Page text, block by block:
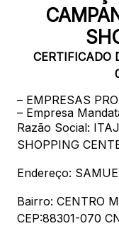
Ver local
Chamar
CONTATO
(47) 3348-4609
CERTIFICADO
– EMPRESAS
– Empresa
Razão Social:
SHOPPING
Endereço:
Bairro: CENTRO
CEP:88301-070